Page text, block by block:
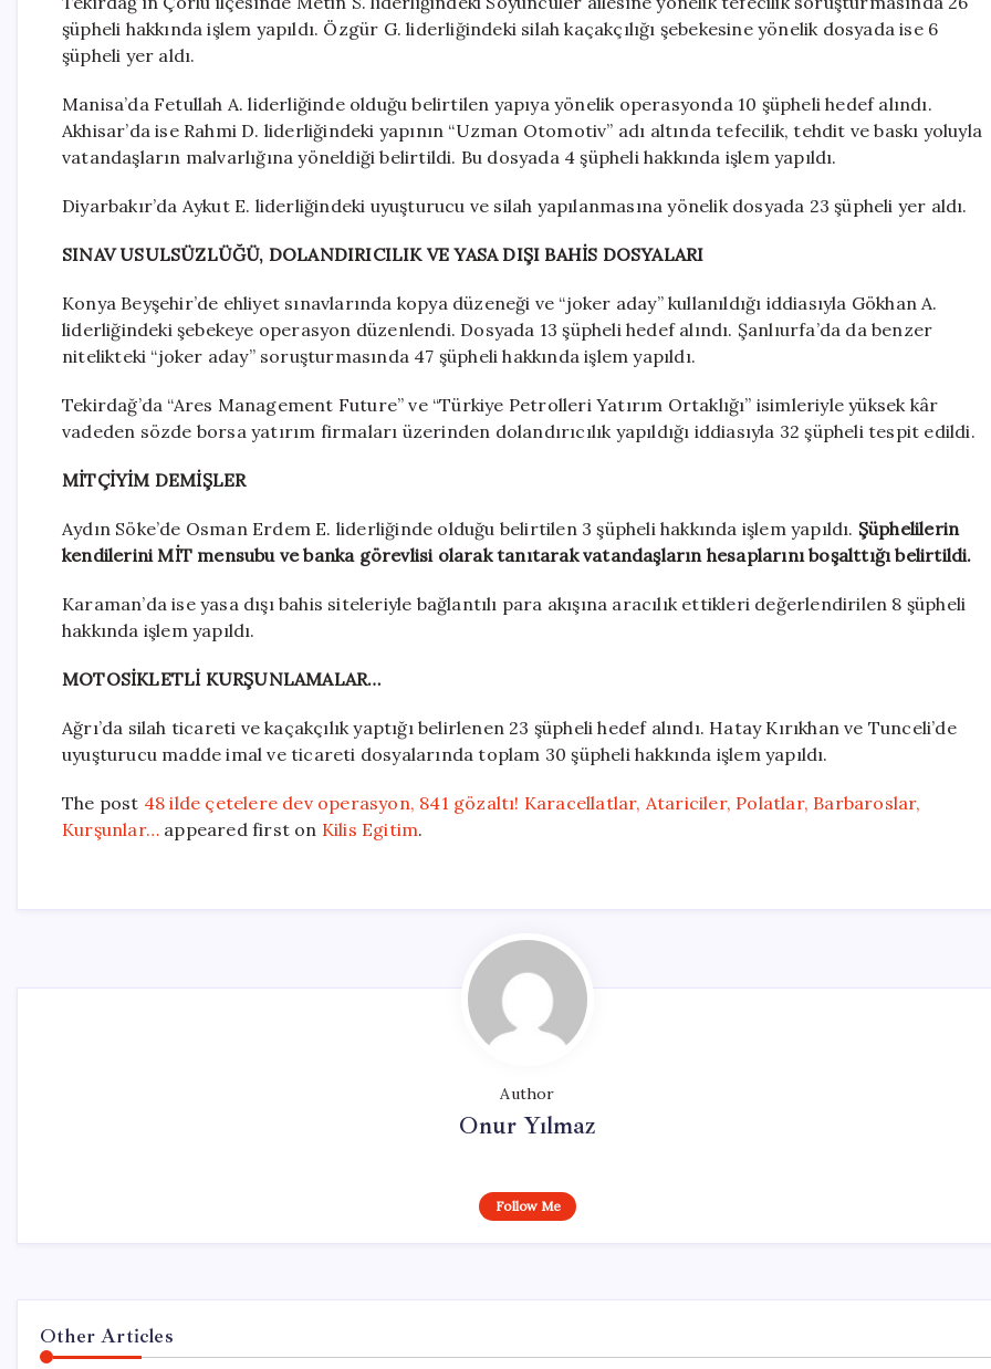
şüpheli hakkında işlem yapıldı. Özgür G. liderliğindeki silah kaçakçılığı şebekesine yönelik dosyada ise 6
şüpheli yer aldı.
Manisa’da Fetullah A. liderliğinde olduğu belirtilen yapıya yönelik operasyonda 10 şüpheli hedef alındı.
Akhisar’da ise Rahmi D. liderliğindeki yapının “Uzman Otomotiv” adı altında tefecilik, tehdit ve baskı yoluyla
vatandaşların malvarlığına yöneldiği belirtildi. Bu dosyada 4 şüpheli hakkında işlem yapıldı.
Diyarbakır’da Aykut E. liderliğindeki uyuşturucu ve silah yapılanmasına yönelik dosyada 23 şüpheli yer aldı.
SINAV USULSÜZLÜĞÜ, DOLANDIRICILIK VE YASA DIŞI BAHİS DOSYALARI
Konya Beyşehir’de ehliyet sınavlarında kopya düzeneği ve “joker aday” kullanıldığı iddiasıyla Gökhan A.
liderliğindeki şebekeye operasyon düzenlendi. Dosyada 13 şüpheli hedef alındı. Şanlıurfa’da da benzer
nitelikteki “joker aday” soruşturmasında 47 şüpheli hakkında işlem yapıldı.
Tekirdağ’da “Ares Management Future” ve “Türkiye Petrolleri Yatırım Ortaklığı” isimleriyle yüksek kâr
vadeden sözde borsa yatırım firmaları üzerinden dolandırıcılık yapıldığı iddiasıyla 32 şüpheli tespit edildi.
MİTÇİYİM DEMİŞLER
Aydın Söke’de Osman Erdem E. liderliğinde olduğu belirtilen 3 şüpheli hakkında işlem yapıldı. Şüphelilerin
kendilerini MİT mensubu ve banka görevlisi olarak tanıtarak vatandaşların hesaplarını boşalttığı belirtildi.
Karaman’da ise yasa dışı bahis siteleriyle bağlantılı para akışına aracılık ettikleri değerlendirilen 8 şüpheli
hakkında işlem yapıldı.
MOTOSİKLETLİ KURŞUNLAMALAR…
Ağrı’da silah ticareti ve kaçakçılık yaptığı belirlenen 23 şüpheli hedef alındı. Hatay Kırıkhan ve Tunceli’de
uyuşturucu madde imal ve ticareti dosyalarında toplam 30 şüpheli hakkında işlem yapıldı.
The post 48 ilde çetelere dev operasyon, 841 gözaltı! Karacellatlar, Atariciler, Polatlar, Barbaroslar,
Kurşunlar… appeared first on Kilis Egitim.
Author
Onur Yılmaz
Follow Me
Other Articles